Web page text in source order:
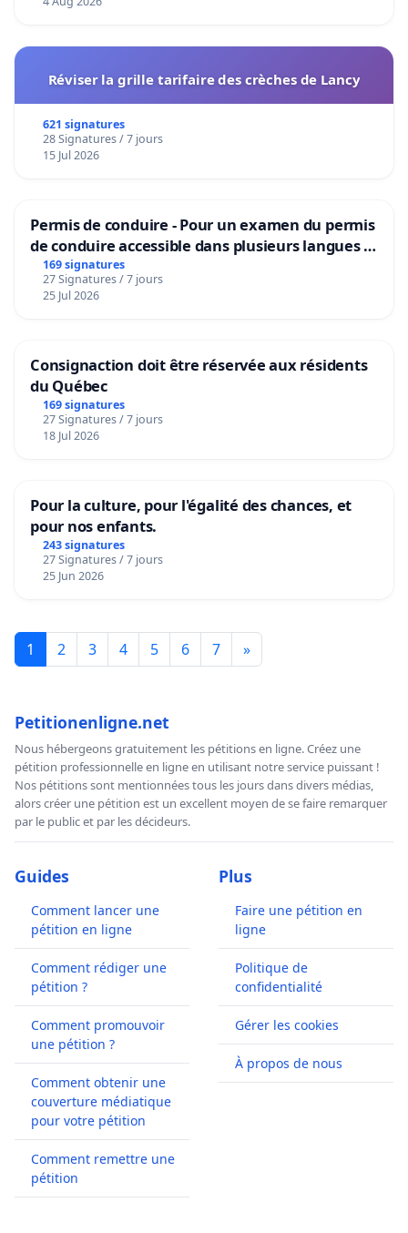
Réviser la grille tarifaire des crèches de Lancy
621 signatures
28 Signatures / 7 jours
15 Jul 2026
Permis de conduire - Pour un examen du permis
de conduire accessible dans plusieurs langues à
Bruxelles
169 signatures
27 Signatures / 7 jours
25 Jul 2026
Consignaction doit être réservée aux résidents
du Québec
169 signatures
27 Signatures / 7 jours
18 Jul 2026
Pour la culture, pour l'égalité des chances, et
pour nos enfants.
243 signatures
27 Signatures / 7 jours
25 Jun 2026
1 2 3 4 5 6 7 »
Petitionenligne.net
Nous hébergeons gratuitement les pétitions en ligne. Créez une
pétition professionnelle en ligne en utilisant notre service puissant !
Nos pétitions sont mentionnées tous les jours dans divers médias,
alors créer une pétition est un excellent moyen de se faire remarquer
par le public et par les décideurs.
Guides
Comment lancer une
pétition en ligne
Comment rédiger une
pétition ?
Comment promouvoir
une pétition ?
Comment obtenir une
couverture médiatique
pour votre pétition
Comment remettre une
pétition
Plus
Faire une pétition en
ligne
Politique de
confidentialité
Gérer les cookies
À propos de nous